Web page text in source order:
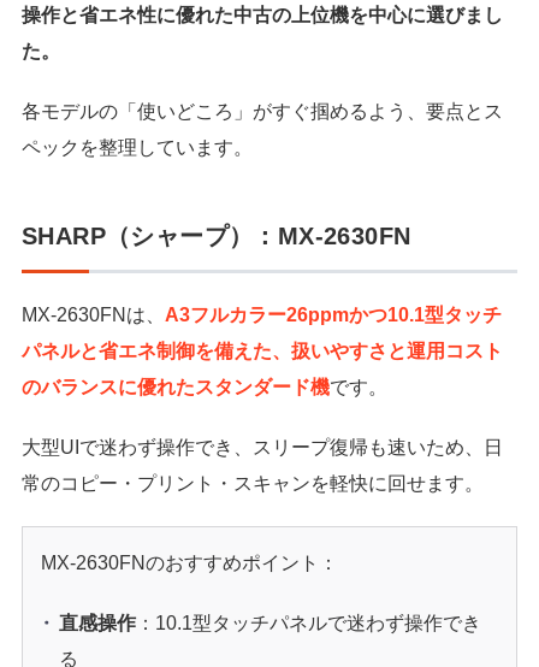
操作と省エネ性に優れた中古の上位機を中心に選びまし
た。
各モデルの「使いどころ」がすぐ掴めるよう、要点とス
ペックを整理しています。
SHARP（シャープ）：MX-2630FN
MX-2630FNは、 A3フルカラー26ppmかつ10.1型タッチ
パネルと省エネ制御を備えた、扱いやすさと運用コスト
のバランスに優れたスタンダード機です。
大型UIで迷わず操作でき、スリープ復帰も速いため、日
常のコピー・プリント・スキャンを軽快に回せます。
MX-2630FNのおすすめポイント：
直感操作：10.1型タッチパネルで迷わず操作でき
る